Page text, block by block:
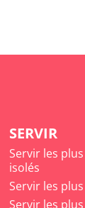
SERVIR
Servir les
isolés
Servir les
Servir les